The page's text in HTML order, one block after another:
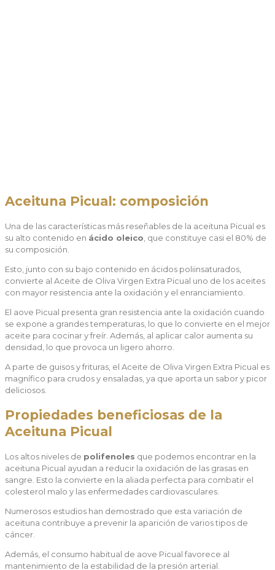
Aceituna Picual: composición
Una de las características más reseñables de la aceituna Picual es
su alto contenido en ácido oleico , que constituye casi el 80% de
su composición.
Esto, junto con su bajo contenido en ácidos poliinsaturados,
convierte al Aceite de Oliva Virgen Extra Picual uno de los aceites
con mayor resistencia ante la oxidación y el enranciamiento.
El aove Picual presenta gran resistencia ante la oxidación cuando
se expone a grandes temperaturas, lo que lo convierte en el mejor
aceite para cocinar y freír. Además, al aplicar calor aumenta su
densidad, lo que provoca un ligero ahorro.
A parte de guisos y frituras, el Aceite de Oliva Virgen Extra Picual es
magnífico para crudos y ensaladas, ya que aporta un sabor y picor
deliciosos.
Propiedades beneficiosas de la
Aceituna Picual
Los altos niveles de polifenoles que podemos encontrar en la
aceituna Picual ayudan a reducir la oxidación de las grasas en
sangre. Esto la convierte en la aliada perfecta para combatir el
colesterol malo y las enfermedades cardiovasculares.
Numerosos estudios han demostrado que esta variación de
aceituna contribuye a prevenir la aparición de varios tipos de
cáncer.
Además, el consumo habitual de aove Picual favorece al
mantenimiento de la estabilidad de la presión arterial.